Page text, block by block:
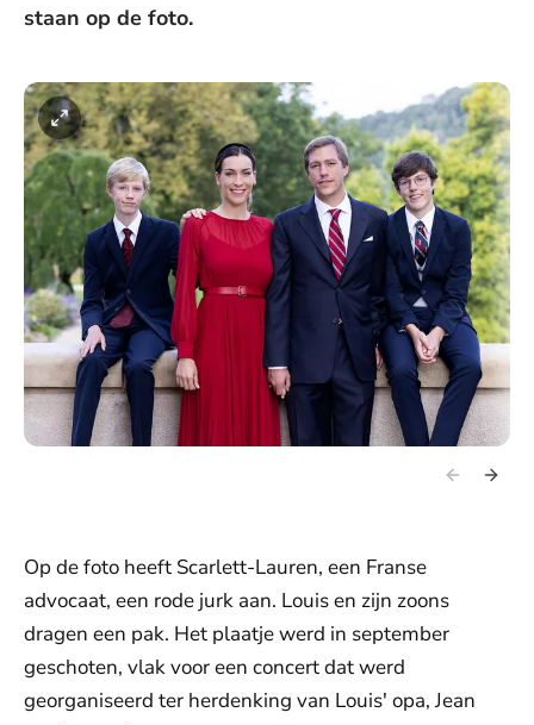
staan op de foto.
Op de foto heeft Scarlett-Lauren, een Franse
advocaat, een rode jurk aan. Louis en zijn zoons
dragen een pak. Het plaatje werd in september
geschoten, vlak voor een concert dat werd
georganiseerd ter herdenking van Louis' opa, Jean